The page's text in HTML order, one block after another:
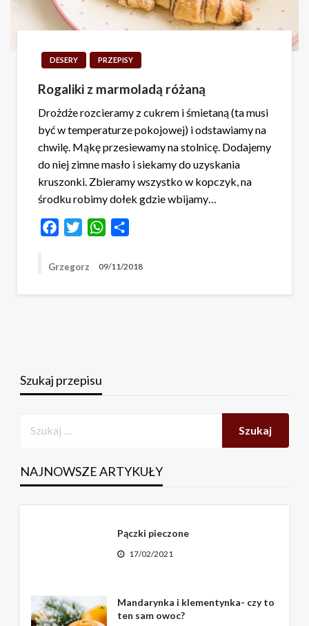
DESERY PRZEPISY
Rogaliki z marmoladą różaną
Drożdże rozcieramy z cukrem i śmietaną (ta musi
być w temperaturze pokojowej) i odstawiamy na
chwilę. Mąkę przesiewamy na stolnicę. Dodajemy
do niej zimne masło i siekamy do uzyskania
kruszonki. Zbieramy wszystko w kopczyk, na
środku robimy dołek gdzie wbijamy…
FacebookTwitterWhatsApp
Grzegorz 09/11/2018
Szukaj przepisu
NAJNOWSZE ARTYKUŁY
Pączki pieczone
17/02/2021
Mandarynka i klementynka- czy to
ten sam owoc?